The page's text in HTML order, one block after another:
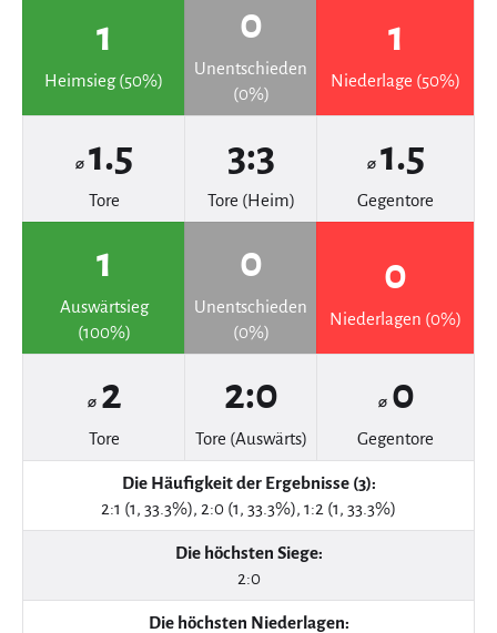
1
Heimsieg (50%)
0
Unentschieden
(0%)
1
Niederlage (50%)
⌀ 1.5
Tore
3:3
Tore (Heim)
⌀ 1.5
Gegentore
1
Auswärtsieg
(100%)
0
Unentschieden
(0%)
0
Niederlagen (0%)
⌀ 2
Tore
2:0
Tore (Auswärts)
⌀ 0
Gegentore
Die Häufigkeit der Ergebnisse (3):
2:1 (1, 33.3%), 2:0 (1, 33.3%), 1:2 (1, 33.3%)
Die höchsten Siege:
2:0
Die höchsten Niederlagen: